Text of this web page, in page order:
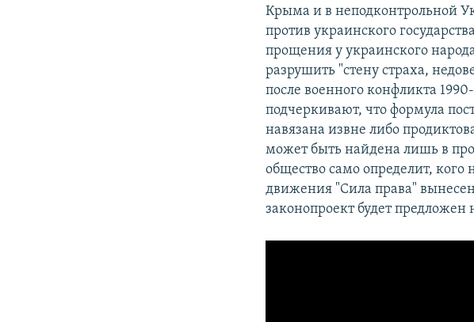
Крыма и в неподконтрольной
против украинского
прощения у украинского
разрушить "стену страха,
после военного конфликта
подчеркивают, что формула
навязана извне либо
может быть найдена лишь в
общество само определит,
движения "Сила права"
законопроект будет